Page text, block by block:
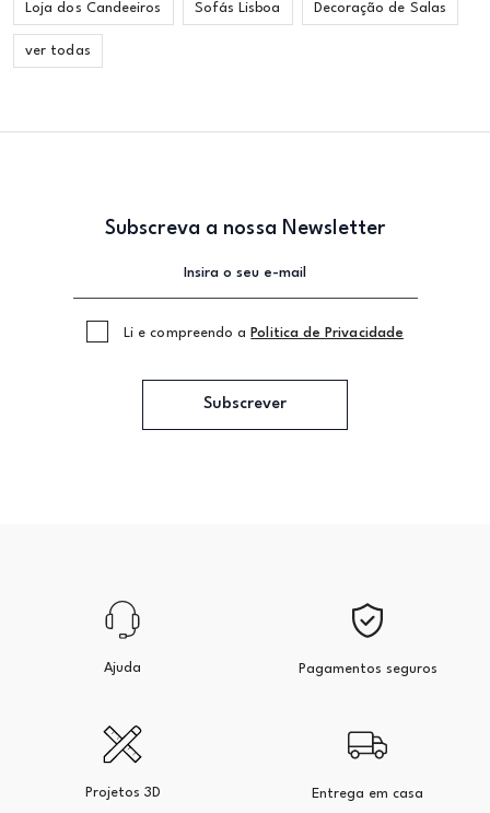
Loja dos Candeeiros Sofás Lisboa Decoração de Salas
ver todas
Subscreva a nossa Newsletter
Li e compreendo a Politica de Privacidade
Subscrever
Ajuda Pagamentos seguros
Projetos 3D Entrega em casa